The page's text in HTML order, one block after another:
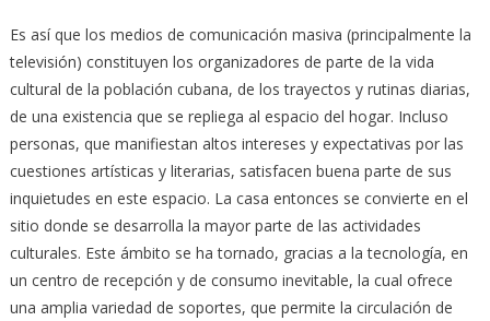
Es así que los medios de comunicación masiva (principalmente la
televisión) constituyen los organizadores de parte de la vida
cultural de la población cubana, de los trayectos y rutinas diarias,
de una existencia que se repliega al espacio del hogar. Incluso
personas, que manifiestan altos intereses y expectativas por las
cuestiones artísticas y literarias, satisfacen buena parte de sus
inquietudes en este espacio. La casa entonces se convierte en el
sitio donde se desarrolla la mayor parte de las actividades
culturales. Este ámbito se ha tornado, gracias a la tecnología, en
un centro de recepción y de consumo inevitable, la cual ofrece
una amplia variedad de soportes, que permite la circulación de